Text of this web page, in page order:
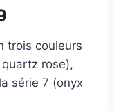
trois couleurs
rose),
série 7 (onyx